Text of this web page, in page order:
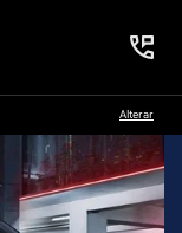
Alterar